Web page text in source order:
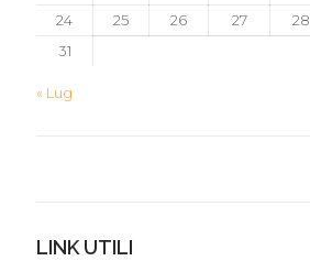
24
25 26 27 28
31
« Lug
LINK UTILI